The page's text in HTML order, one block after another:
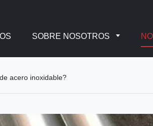
SOBRE NOSOTROS
acero inoxidable?